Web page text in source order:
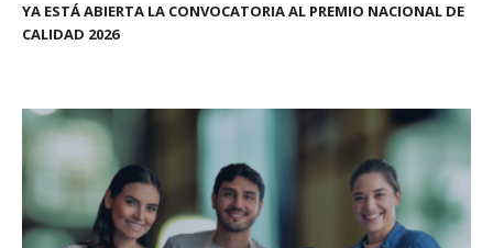
YA ESTÁ ABIERTA LA CONVOCATORIA AL PREMIO NACIONAL DE
CALIDAD 2026